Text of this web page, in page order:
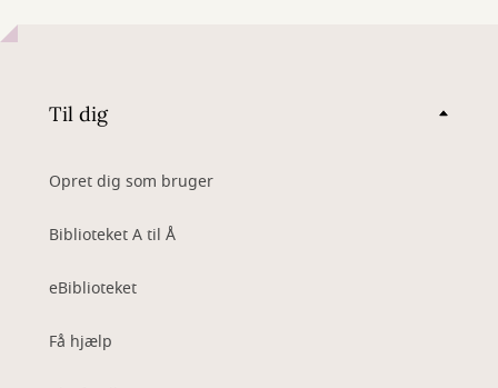
Til dig
Opret dig som bruger
Biblioteket A til Å
eBiblioteket
Få hjælp